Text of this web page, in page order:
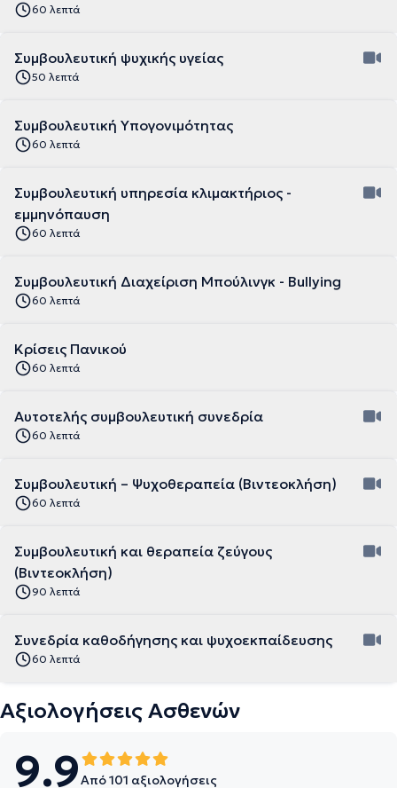
60 λεπτά
Συμβουλευτική ψυχικής υγείας
50 λεπτά
Συμβουλευτική Υπογονιμότητας
60 λεπτά
Συμβουλευτική υπηρεσία κλιμακτήριος -
εμμηνόπαυση
60 λεπτά
Συμβουλευτική Διαχείριση Μπούλινγκ - Bullying
60 λεπτά
Κρίσεις Πανικού
60 λεπτά
Αυτοτελής συμβουλευτική συνεδρία
60 λεπτά
Συμβουλευτική – Ψυχοθεραπεία (Βιντεοκλήση)
60 λεπτά
Συμβουλευτική και θεραπεία ζεύγους
(Βιντεοκλήση)
90 λεπτά
Συνεδρία καθοδήγησης και ψυχοεκπαίδευσης
60 λεπτά
Αξιολογήσεις Ασθενών
9.9Από 101 αξιολογήσεις